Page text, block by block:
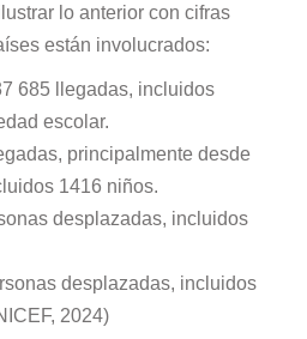
lo anterior con cifras
están involucrados:
685 llegadas, incluidos
escolar.
principalmente desde
1416 niños.
desplazadas, incluidos
desplazadas, incluidos
2024)